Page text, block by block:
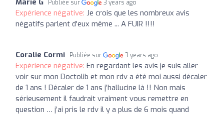
Publiée sur 3 years ago
Expérience négative: Je crois que les nombreux avis
négatifs parlent d'eux même ... A FUIR !!!!
Coralie Cormi Publiée sur 3 years ago
Expérience négative: En regardant les avis je suis aller
voir sur mon Doctolib et mon rdv a été moi aussi décaler
de 1 ans ! Décaler de 1 ans j’hallucine là !! Non mais
sérieusement il faudrait vraiment vous remettre en
question … j’ai pris le rdv il y a plus de 6 mois quand